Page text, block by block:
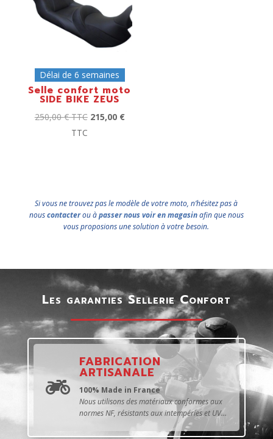
Délai de 6 semaines
Selle confort moto
SIDE BIKE ZEUS
250,00€ TTC 215,00 €
TTC
Si vous ne trouvez pas le modèle de votre moto, n’hésitez pas à
nouscontacterou àpasser nous voir en magasinafin que nous
vous proposions une solution à votre besoin.
Les garanties Sellerie Confort

FABRICATION
ARTISANALE
100% Made in France
Nous utilisons des matériaux conformes aux
normes NF, résistants aux intempéries et UV...